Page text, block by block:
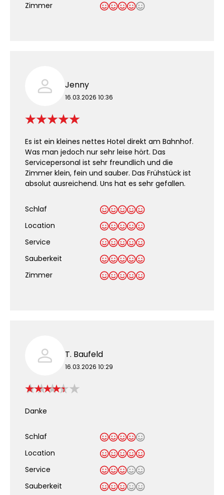
Zimmer
Jenny
16.03.2026 10:36
Es ist ein kleines nettes Hotel direkt am Bahnhof.
Was man jedoch nur sehr leise hört. Das
Servicepersonal ist sehr freundlich und die
Zimmer klein, fein und sauber. Das Frühstück ist
absolut ausreichend. Uns hat es sehr gefallen.
Schlaf
Location
Service
Sauberkeit
Zimmer
T. Baufeld
16.03.2026 10:29
Danke
Schlaf
Location
Service
Sauberkeit